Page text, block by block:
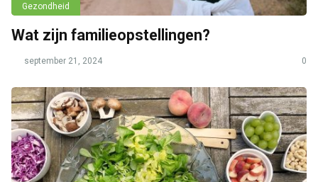
Gezondheid
Wat zijn familieopstellingen?
september 21, 2024 0